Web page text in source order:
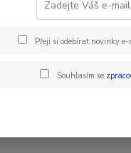
na
Přeji si odebírat novinky e-
Souhlasím se